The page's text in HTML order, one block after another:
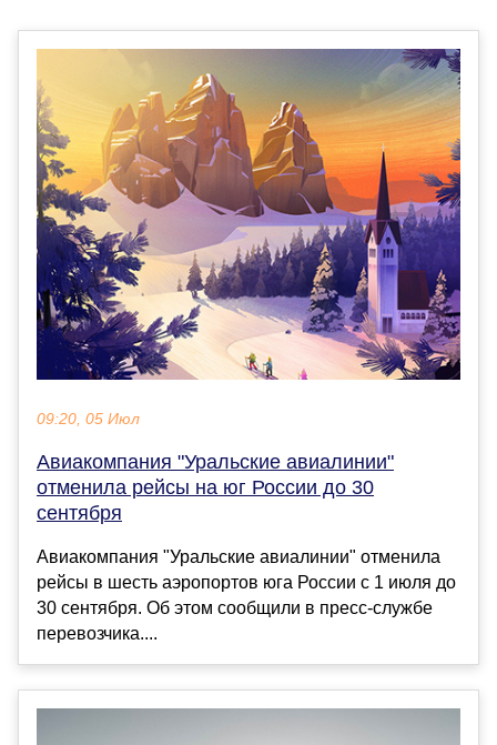
09:20, 05 Июл
Авиакомпания "Уральские авиалинии"
отменила рейсы на юг России до 30
сентября
Авиакомпания "Уральские авиалинии" отменила
рейсы в шесть аэропортов юга России с 1 июля до
30 сентября. Об этом сообщили в пресс-службе
перевозчика....